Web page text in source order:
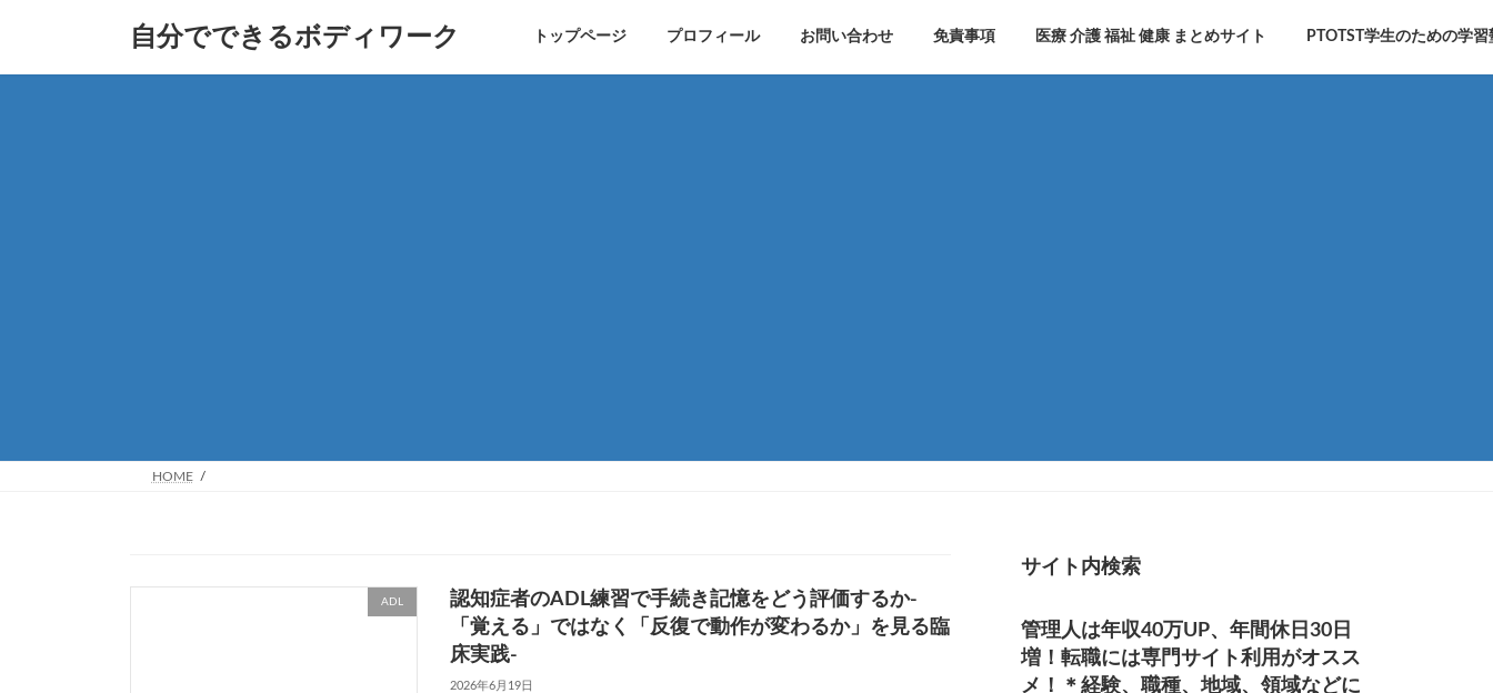
ン
ー
自分でできるボディワーク トップページ プロフィール お問い合わせ 免責事項 医療 介護 福祉 健康 まとめサイト PTOTST学生のための学習
HOME
ADL
認知症者のADL練習で手続き記憶をどう評価するか-
「覚える」ではなく「反復で動作が変わるか」を見る臨
床実践-
2026年6月19日
サイト内検索
管理人は年収40万UP、年間休日30日
増！転職には専門サイト利用がオスス
メ！＊経験、職種、地域、領域などに